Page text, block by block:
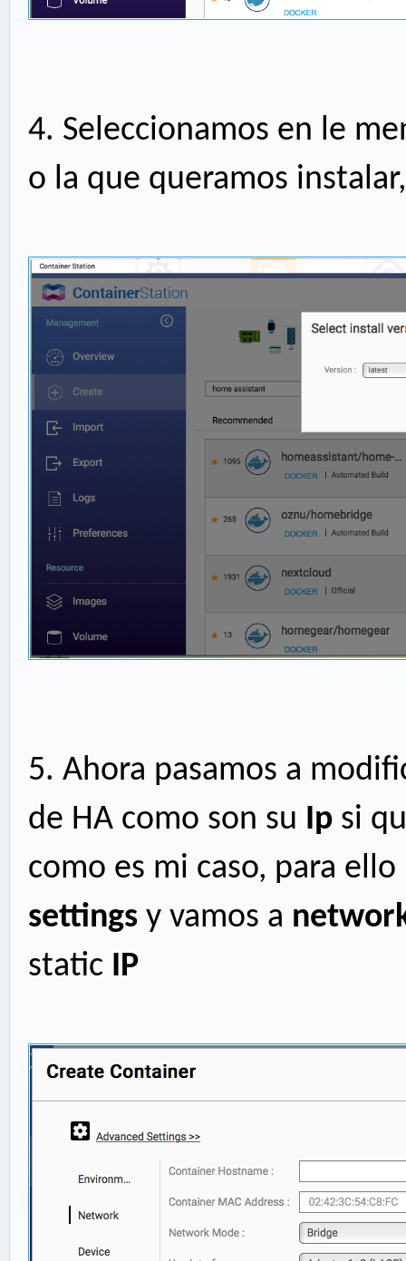
4. Seleccionamos en le
o la que queramos
5. Ahora pasamos a
de HA como son su Ip si
como es mi caso, para
settings y vamos a
static IP